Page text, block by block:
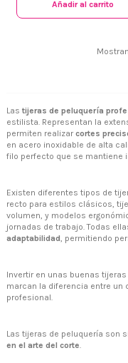
Añadir al carrito
Las tijeras de peluquería
estilista. Representan la
permiten realizar cortes
en acero inoxidable de alta
filo perfecto que se mantiene
Existen diferentes tipos de
recto para estilos clásicos,
volumen, y modelos
jornadas de trabajo. Todas
adaptabilidad, permitiendo
Invertir en unas buenas
marcan la diferencia entre un
profesional.
Las tijeras de peluquería son
en el arte del corte.